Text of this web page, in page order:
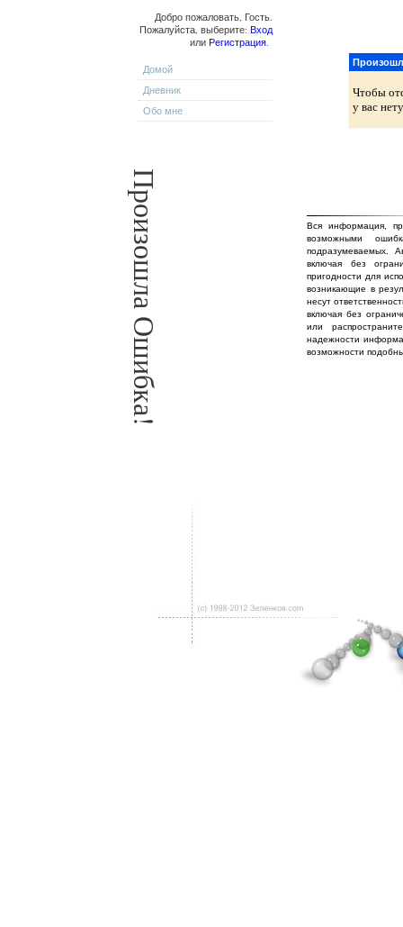
Добро пожаловать, Гость.
Пожалуйста, выберите: Вход
или Регистрация.
Домой
Дневник
Обо мне
Произошла Ошибка!
Чтобы
у вас
Вся информация,
возможными
подразумеваемых.
включая без
пригодности для
возникающие в
несут
включая без
или
надежности
возможности